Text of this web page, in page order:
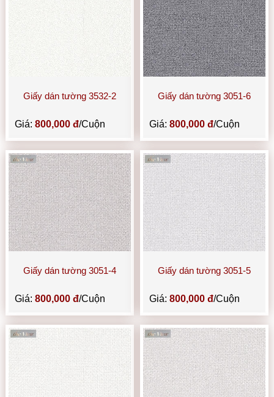
Giấy dán tường 3532-2
Giá:800,000 đ/Cuộn
Giấy dán tường 3051-6
Giá: 800,000 đ/Cuộn
Giấy dán tường 3051-4
Giá:800,000 đ/Cuộn
Giấy dán tường 3051-5
Giá: 800,000 đ/Cuộn